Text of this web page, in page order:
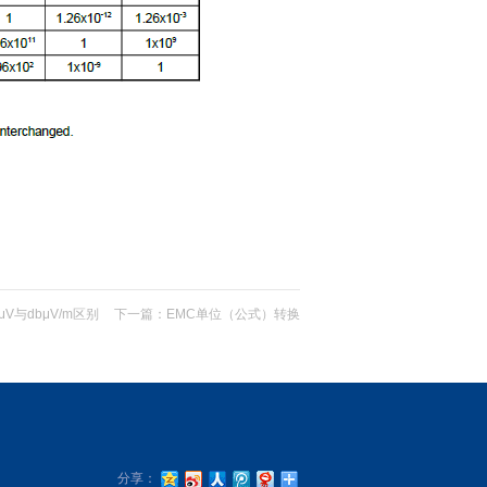
与dbμV/m区别 下一篇： EMC单位（公式）转换
分享：